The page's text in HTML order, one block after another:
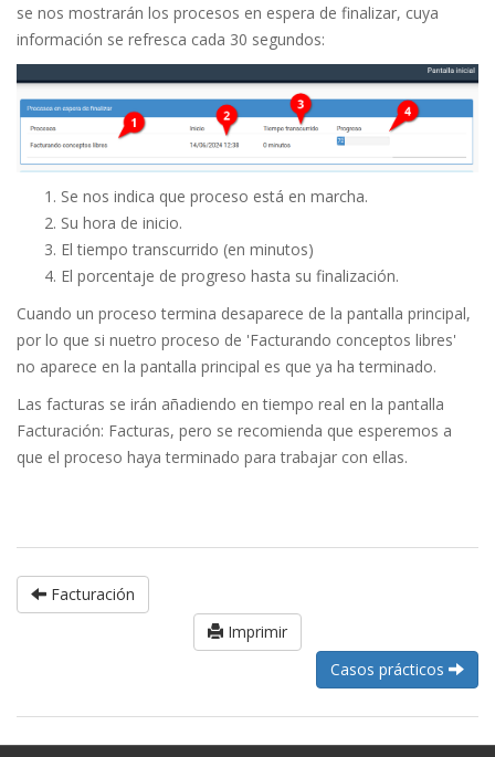
se nos mostrarán los procesos en espera de finalizar, cuya
información se refresca cada 30 segundos:
Se nos indica que proceso está en marcha.
Su hora de inicio.
El tiempo transcurrido (en minutos)
El porcentaje de progreso hasta su finalización.
Cuando un proceso termina desaparece de la pantalla principal,
por lo que si nuetro proceso de 'Facturando conceptos libres'
no aparece en la pantalla principal es que ya ha terminado.
Las facturas se irán añadiendo en tiempo real en la pantalla
Facturación: Facturas, pero se recomienda que esperemos a
que el proceso haya terminado para trabajar con ellas.
Facturación
Imprimir
Casos prácticos